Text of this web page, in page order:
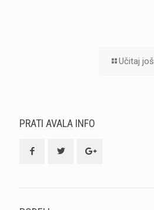
Učitaj još
PRATI AVALA INFO